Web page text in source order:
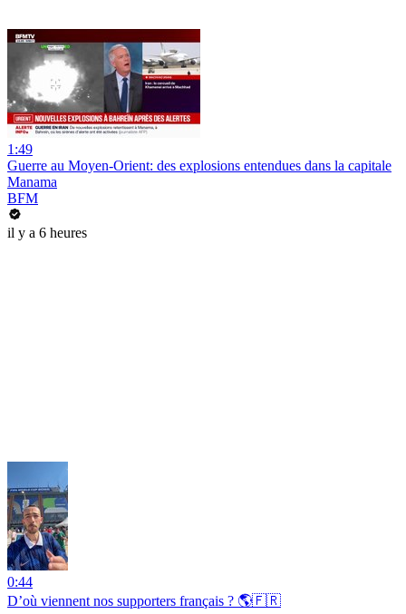
1:49
Guerre au Moyen-Orient: des explosions entendues dans la capitale
Manama
BFM
il y a 6 heures
0:44
D’où viennent nos supporters français ? 🌎🇫🇷